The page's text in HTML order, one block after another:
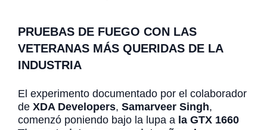
PRUEBAS DE FUEGO CON LAS
VETERANAS MÁS QUERIDAS DE LA
INDUSTRIA
El experimento documentado por el colaborador
de XDA Developers, Samarveer Singh,
comenzó poniendo bajo la lupa a la GTX 1660